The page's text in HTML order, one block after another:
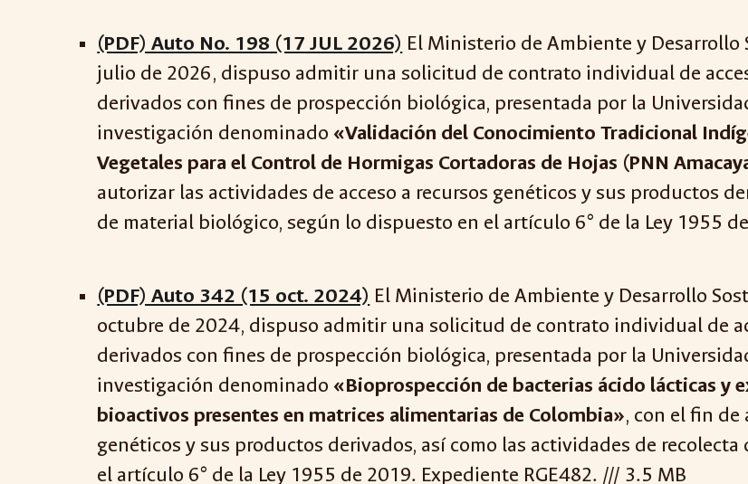
(PDF) Auto No. 198 (17 JUL 2026) El Ministerio de Ambiente y
julio de 2026, dispuso admitir una solicitud de contrato individual de
derivados con fines de prospección biológica, presentada por la
investigación denominado «Validación del Conocimiento Tradicional
Vegetales para el Control de Hormigas Cortadoras de Hojas (PNN
autorizar las actividades de acceso a recursos genéticos y sus productos
de material biológico, según lo dispuesto en el artículo 6° de la Ley 1955
(PDF) Auto 342 (15 oct. 2024) El Ministerio de Ambiente y Desarrollo
octubre de 2024, dispuso admitir una solicitud de contrato individual de
derivados con fines de prospección biológica, presentada por la
investigación denominado «Bioprospección de bacterias ácido lácticas y
bioactivos presentes en matrices alimentarias de Colombia», con el fin de
genéticos y sus productos derivados, así como las actividades de
el artículo 6° de la Ley 1955 de 2019. Expediente RGE482. /// 3.5 MB